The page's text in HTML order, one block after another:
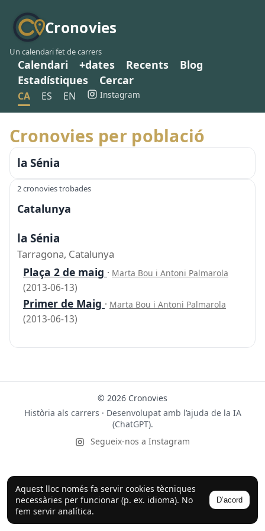
Cronovies
Un calendari fet de carrers
Calendari +dates Recents
Blog
Estadístiques
Cercar
CA ES EN Instagram
Aquest lloc només fa servir cookies tècniques
necessàries per funcionar (p. ex. idioma). No
fem servir analítica.
D’acord
Cronovies per població
la Sénia
2 cronovies trobades
Catalunya
la Sénia
Tarragona, Catalunya
Plaça 2 de maig · Marta Bou i Antoni Palmarola
(2013-06-13)
Primer de Maig · Marta Bou i Antoni Palmarola
(2013-06-13)
© 2026 Cronovies
Història als carrers · Desenvolupat amb l’ajuda de la IA
(ChatGPT).
Segueix-nos a Instagram